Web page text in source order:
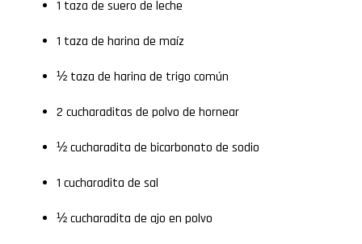
1 taza de suero de leche
1 taza de harina de maíz
½ taza de harina de trigo común
2 cucharaditas de polvo de hornear
½ cucharadita de bicarbonato de sodio
1 cucharadita de sal
½ cucharadita de ajo en polvo